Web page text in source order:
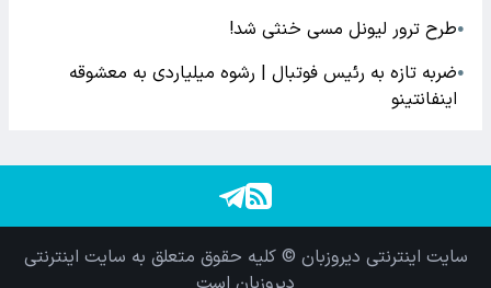
●طرح ترور لیونل مسی خنثی شد!
●ضربه تازه به رئیس فوتبال | رشوه میلیاردی به معشوقه
اینفانتینو
سایت اینترنتی دیروزبان © کلیه حقوق متعلق به سایت اینترنتی